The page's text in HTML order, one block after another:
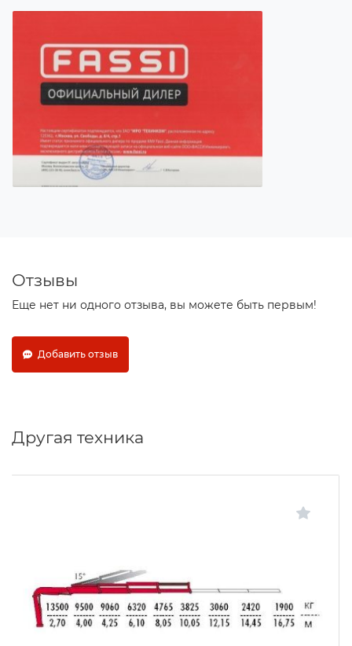
Отзывы
Еще нет ни одного отзыва, вы можете быть первым!
Добавить отзыв
Другая техника